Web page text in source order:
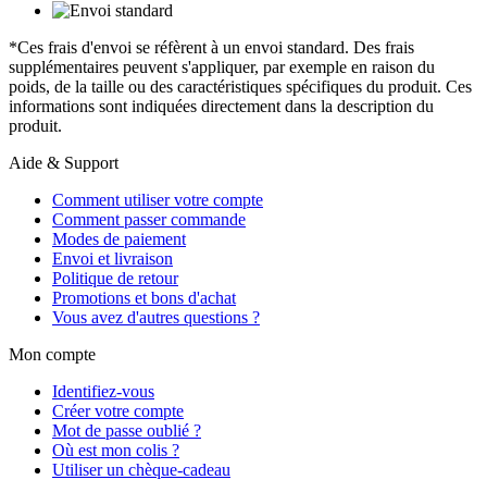
*Ces frais d'envoi se réfèrent à un envoi standard. Des frais
supplémentaires peuvent s'appliquer, par exemple en raison du
poids, de la taille ou des caractéristiques spécifiques du produit. Ces
informations sont indiquées directement dans la description du
produit.
Aide & Support
Comment utiliser votre compte
Comment passer commande
Modes de paiement
Envoi et livraison
Politique de retour
Promotions et bons d'achat
Vous avez d'autres questions ?
Mon compte
Identifiez-vous
Créer votre compte
Mot de passe oublié ?
Où est mon colis ?
Utiliser un chèque-cadeau